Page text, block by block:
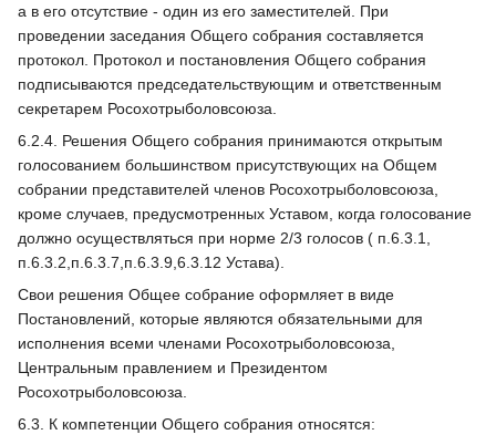
а в его отсутствие - один из его заместителей. При
проведении заседания Общего собрания составляется
протокол. Протокол и постановления Общего собрания
подписываются председательствующим и ответственным
секретарем Росохотрыболовсоюза.
6.2.4. Решения Общего собрания принимаются открытым
голосованием большинством присутствующих на Общем
собрании представителей членов Росохотрыболовсоюза,
кроме случаев, предусмотренных Уставом, когда голосование
должно осуществляться при норме 2/3 голосов ( п.6.3.1,
п.6.3.2,п.6.3.7,п.6.3.9,6.3.12 Устава).
Свои решения Общее собрание оформляет в виде
Постановлений, которые являются обязательными для
исполнения всеми членами Росохотрыболовсоюза,
Центральным правлением и Президентом
Росохотрыболовсоюза.
6.3. К компетенции Общего собрания относятся: